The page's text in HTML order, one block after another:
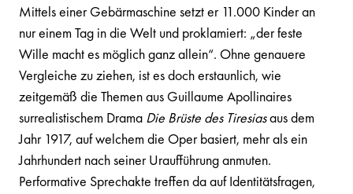
Mittels einer Gebärmaschine setzt er 11.000 Kinder an
nur einem Tag in die Welt und proklamiert: „der feste
Wille macht es möglich ganz allein“. Ohne genauere
Vergleiche zu ziehen, ist es doch erstaunlich, wie
zeitgemäß die Themen aus Guillaume Apollinaires
surrealistischem Drama Die Brüste des Tiresiasaus dem
Jahr 1917, auf welchem die Oper basiert, mehr als ein
Jahrhundert nach seiner Uraufführung anmuten.
Performative Sprechakte treffen da auf Identitätsfragen,